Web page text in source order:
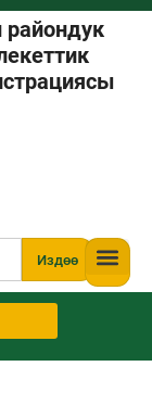
Издөө